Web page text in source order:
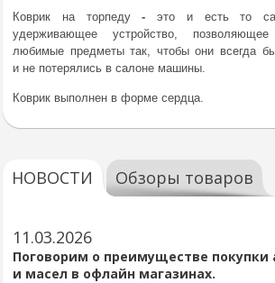
Коврик на торпеду- это и есть то
удерживающее устройство,
любимые предметы так, чтобы они всегда
и не потерялись в салоне машины.
Коврик выполнен в форме сердца.
НОВОСТИ Обзоры товаров
11.03.2026
Поговорим о преимуществе покупки
и масел в офлайн магазинах.